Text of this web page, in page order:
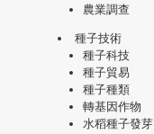
農業調查
種子技術
種子科技
種子貿易
種子種類
轉基因作物
水稻種子發芽